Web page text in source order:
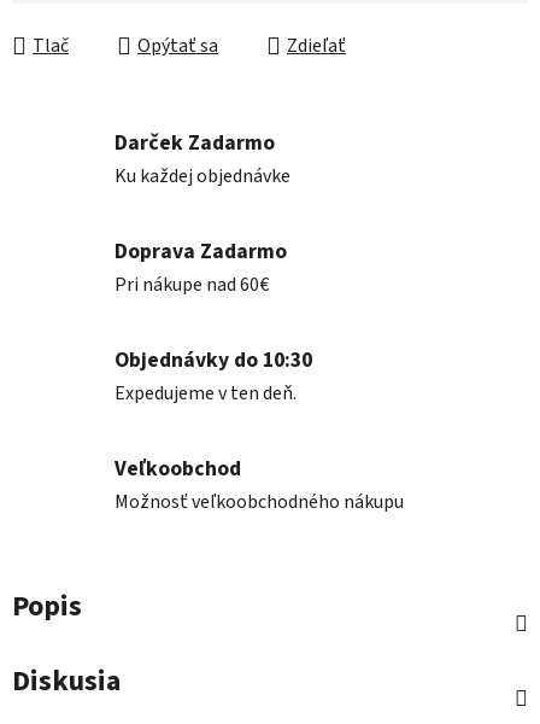
Tlač Opýtať sa Zdieľať
Darček Zadarmo
Ku každej objednávke
Doprava Zadarmo
Pri nákupe nad 60€
Objednávky do 10:30
Expedujeme v ten deň.
Veľkoobchod
Možnosť veľkoobchodného nákupu
Popis
Diskusia